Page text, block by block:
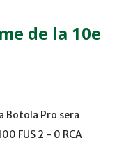
de la 10e
Botola Pro sera
FUS 2 - 0 RCA